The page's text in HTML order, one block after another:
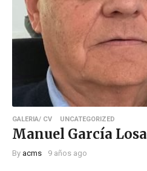
GALERIA/ CV UNCATEGORIZED
Manuel García Losa
By acms 9 años ago